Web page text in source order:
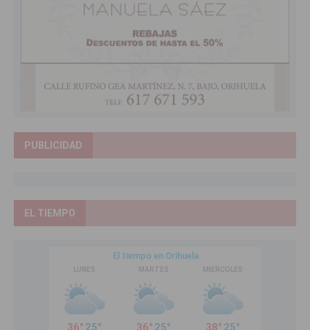
PUBLICIDAD
EL TIEMPO